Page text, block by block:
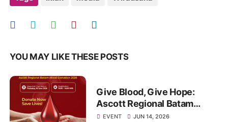
YOU MAY LIKE THESE POSTS
Give Blood, Give Hope:
Ascott Regional Batam
Invites the Community to
EVENT JUN 14, 2026